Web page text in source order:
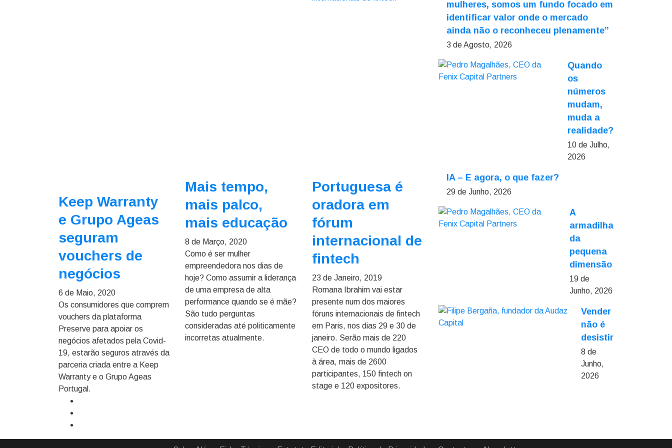
Keep Warranty
e Grupo Ageas
seguram
vouchers de
negócios
6 de Maio, 2020
Os consumidores que comprem
vouchers da plataforma
Preserve para apoiar os
negócios afetados pela Covid-
19, estarão seguros através da
parceria criada entre a Keep
Warranty e o Grupo Ageas
Portugal.
Mais tempo,
mais palco,
mais educação
8 de Março, 2020
Como é ser mulher
empreendedora nos dias de
hoje? Como assumir a liderança
de uma empresa de alta
performance quando se é mãe?
São tudo perguntas
consideradas até politicamente
incorretas atualmente.
Portuguesa é
oradora em
fórum
internacional de
fintech
23 de Janeiro, 2019
Romana Ibrahim vai estar
presente num dos maiores
fóruns internacionais de fintech
em Paris, nos dias 29 e 30 de
janeiro. Serão mais de 220
CEO de todo o mundo ligados
à área, mais de 2600
participantes, 150 fintech on
stage e 120 expositores.
mulheres, somos um fundo focado em
identificar valor onde o mercado
ainda não o reconheceu plenamente”
3 de Agosto, 2026
Quando
os
números
mudam,
muda a
realidade?
10 de Julho,
2026
IA – E agora, o que fazer?
29 de Junho, 2026
A
armadilha
da
pequena
dimensão
19 de
Junho, 2026
Vender
não é
desistir
8 de
Junho,
2026